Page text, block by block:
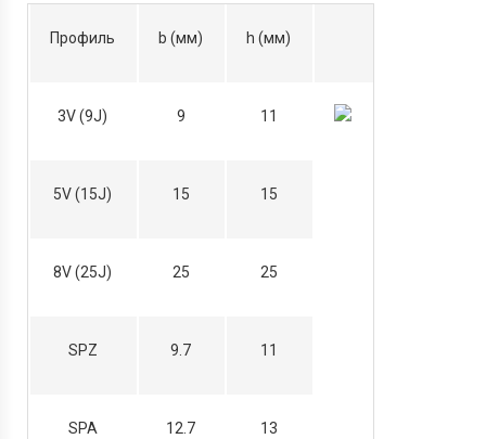
Профиль b (мм) h (мм)
3V (9J) 9 11
5V (15J) 15 15
8V (25J) 25 25
SPZ 9.7 11
SPA 12.7 13